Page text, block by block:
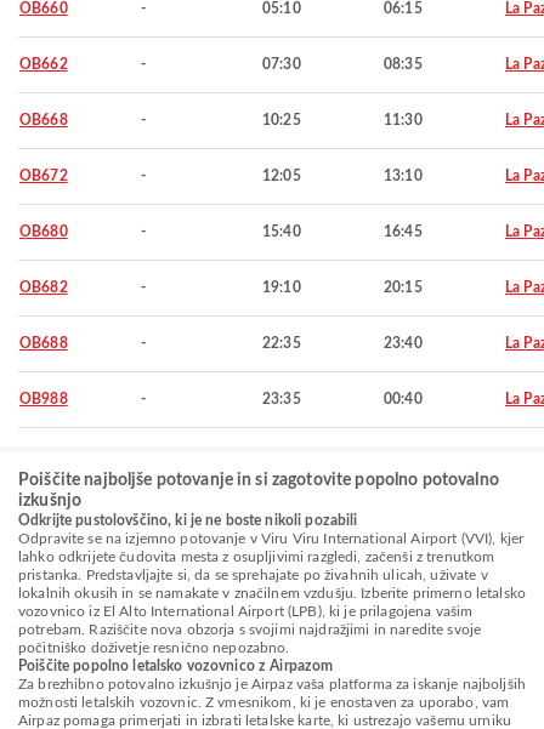
OB660 - 05:10 06:15 La
OB662 - 07:30 08:35 La
OB668 - 10:25 11:30 La
OB672 - 12:05 13:10 La
OB680 - 15:40 16:45 La
OB682 - 19:10 20:15 La
OB688 - 22:35 23:40 La
OB988 - 23:35 00:40 La
Poiščite najboljše potovanje in si zagotovite popolno potovalno
izkušnjo
Odkrijte pustolovščino, ki je ne boste nikoli pozabili
Odpravite se na izjemno potovanje v Viru Viru International Airport (VVI), kjer
lahko odkrijete čudovita mesta z osupljivimi razgledi, začenši z trenutkom
pristanka. Predstavljajte si, da se sprehajate po živahnih ulicah, uživate v
lokalnih okusih in se namakate v značilnem vzdušju. Izberite primerno letalsko
vozovnico iz El Alto International Airport (LPB), ki je prilagojena vašim
potrebam. Raziščite nova obzorja s svojimi najdražjimi in naredite svoje
počitniško doživetje resnično nepozabno.
Poiščite popolno letalsko vozovnico z Airpazom
Za brezhibno potovalno izkušnjo je Airpaz vaša platforma za iskanje najboljših
možnosti letalskih vozovnic. Z vmesnikom, ki je enostaven za uporabo, vam
Airpaz pomaga primerjati in izbrati letalske karte, ki ustrezajo vašemu urniku